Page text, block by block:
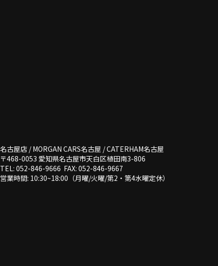
名古屋店 / MORGAN CARS名古屋 / CATERHAM名古屋
〒468-0053 愛知県名古屋市天白区植田南3-806
TEL: 052-846-9666 FAX: 052-846-9667
営業時間: 10:30~18:00（月曜/火曜/第2・第4水曜定休）